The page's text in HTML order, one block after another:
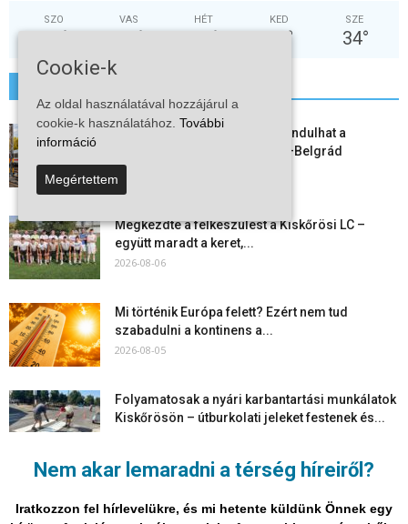
Nem akar lemaradni a térség híreiről?
Iratkozzon fel hírlevelükre, és mi hetente küldünk Önnek egy
SZO
°
VAS
°
HÉT
°
KED
°
SZE
34°
Vitézy Dávid: már ősszel újraindulhat a
személyszállítás a Budapest–Belgrád
vasútvonalon
Megkezdte a felkészülést a Kiskőrösi LC –
együtt maradt a keret,...
2026-08-06
Mi történik Európa felett? Ezért nem tud
szabadulni a kontinens a...
2026-08-05
Folyamatosak a nyári karbantartási munkálatok
Kiskőrösön – útburkolati jeleket festenek és...
Bács-Kiskun útjain –...
Cookie-k
Az oldal használatával hozzájárul a
cookie-k használatához. További
információ
Megértettem